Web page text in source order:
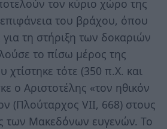
τον κύριο χώρο της
του βράχου, όπου
για τη στήριξη των δοκαριών
το πίσω μέρος της
χτίστηκε τότε (350 π.Χ. και
ο Αριστοτέλης «τον ηθικόν
(Πλούταρχος VII, 668) στους
των Μακεδόνων ευγενών. Το